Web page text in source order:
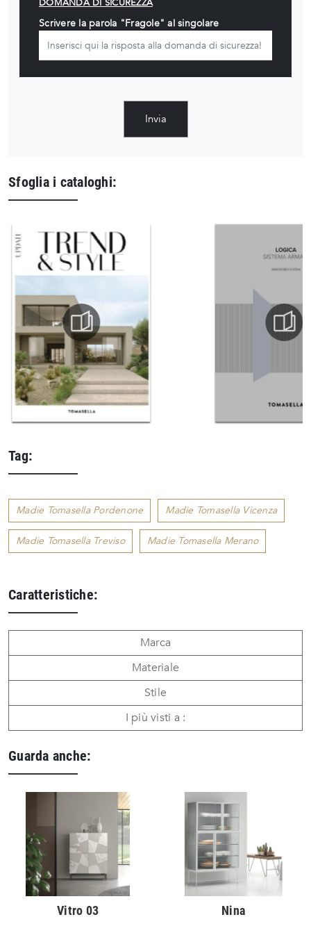
DOMANDA DI SICUREZZA
Scrivere la parola "Fragole" al singolare
Invia
Sfoglia i cataloghi:
Tag:
Madie Tomasella Pordenone Madie Tomasella Vicenza
Madie Tomasella Treviso Madie Tomasella Merano
Caratteristiche:
Marca
Materiale
Stile
I più visti a :
Guarda anche:
Vitro 03 Nina